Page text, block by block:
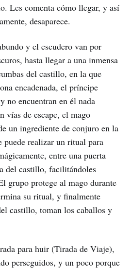
Les comenta cómo llegar, y así
desaparece.
y el escudero van por
hasta llegar a una inmensa
del castillo, en la que
encadenada, el príncipe
no encuentran en él nada
vías de escape, el mago
un ingrediente de conjuro en la
realizar un ritual para
entre una puerta
del castillo, facilitándoles
grupo protege al mago durante
su ritual, y finalmente
castillo, toman los caballos y
para huir (Tirada de Viaje),
perseguidos, y un poco porque